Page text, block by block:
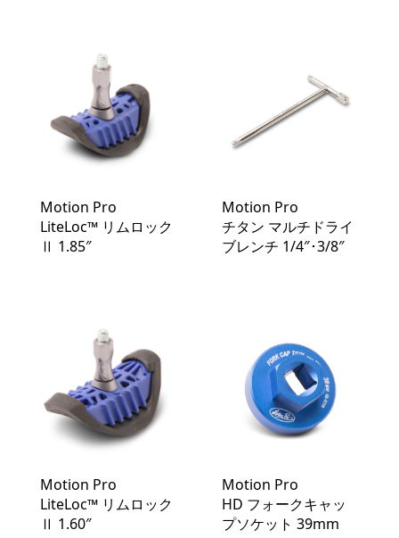
Motion Pro
LiteLoc™️ リムロック
Ⅱ 1.85″
Motion Pro
チタン マルチドライ
ブレンチ 1/4″･3/8″
Motion Pro
LiteLoc™️ リムロック
Ⅱ 1.60″
Motion Pro
HD フォークキャッ
プソケット 39mm